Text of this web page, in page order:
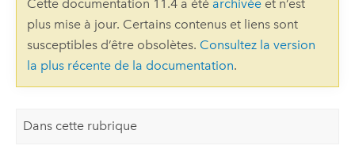
Cette documentation 11.4 a été archivéeet n’est
plus mise à jour. Certains contenus et liens sont
susceptibles d’être obsolètes. Consultez la version
la plus récente de la documentation.
Dans cette rubrique